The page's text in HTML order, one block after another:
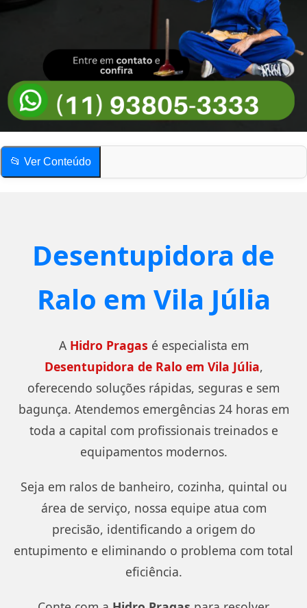
📂 Ver Conteúdo
Desentupidora de Ralo em Vila Júlia
Desentupidora de
Ralo em Vila Júlia
A Hidro Pragas é especialista em
Desentupidora de Ralo em Vila Júlia,
oferecendo soluções rápidas, seguras e sem
bagunça. Atendemos emergências 24 horas em
toda a capital com profissionais treinados e
equipamentos modernos.
Seja em ralos de banheiro, cozinha, quintal ou
área de serviço, nossa equipe atua com
precisão, identificando a origem do
entupimento e eliminando o problema com total
eficiência.